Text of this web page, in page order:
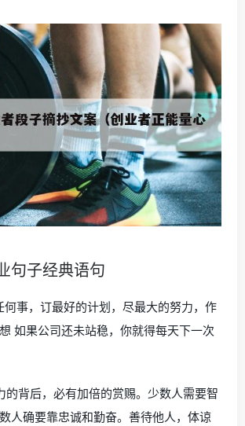
句子经典语句
何事，订最好的计划，尽最大的努力，作
如果公司还未站稳，你就得每天下一次
的背后，必有加倍的赏赐。少数人需要智
人确要靠忠诚和勤奋。善待他人，体谅